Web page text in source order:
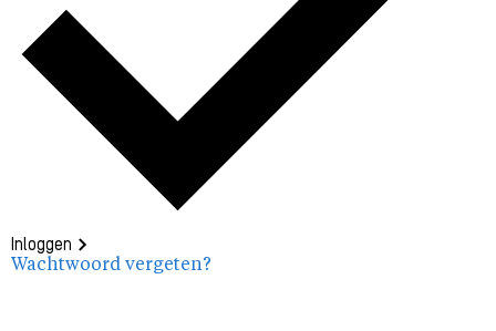
Inloggen
Wachtwoord vergeten?